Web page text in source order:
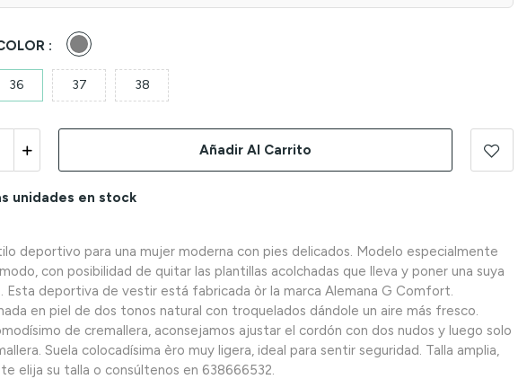
: Gris
36 37 38
Añadir Al Carrito
unidades en stock
deportivo para una mujer moderna con pies delicados. Modelo especialmente
con posibilidad de quitar las plantillas acolchadas que lleva y poner una suya
Esta deportiva de vestir está fabricada òr la marca Alemana G Comfort.
en piel de dos tonos natural con troquelados dándole un aire más fresco.
de cremallera, aconsejamos ajustar el cordón con dos nudos y luego solo
Suela colocadísima èro muy ligera, ideal para sentir seguridad. Talla amplia,
elija su talla o consúltenos en 638666532.